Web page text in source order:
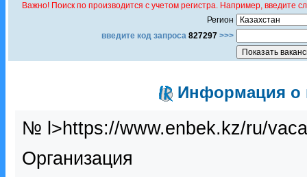
Важно! Поиск по производится с учетом регистра. Например,
Регион
введите код запроса 827297 >>>
Информация о
№ l>https://www.enbek.kz/ru/
Организация